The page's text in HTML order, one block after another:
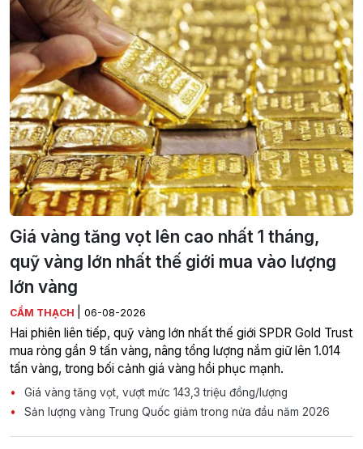
Giá vàng tăng vọt lên cao nhất 1 tháng,
quỹ vàng lớn nhất thế giới mua vào lượng
lớn vàng
CẨM THẠCH 06-08-2026
Hai phiên liên tiếp, quỹ vàng lớn nhất thế giới SPDR Gold Trust
mua ròng gần 9 tấn vàng, nâng tổng lượng nắm giữ lên 1.014
tấn vàng, trong bối cảnh giá vàng hồi phục mạnh.
Giá vàng tăng vọt, vượt mức 143,3 triệu đồng/lượng
Sản lượng vàng Trung Quốc giảm trong nửa đầu năm 2026